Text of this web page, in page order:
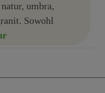
umbra,
Sowohl